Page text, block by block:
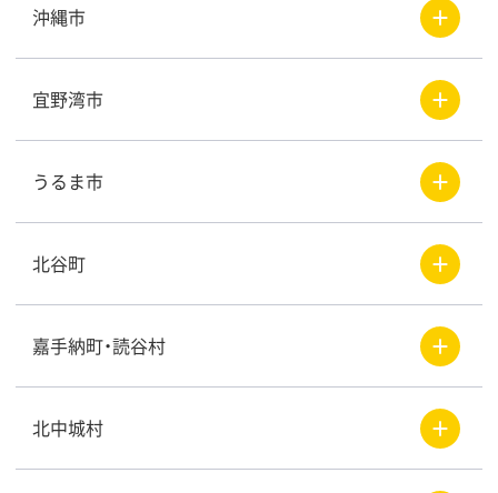
沖縄市 ＋
宜野湾市 ＋
うるま市 ＋
北谷町 ＋
嘉手納町・読谷村 ＋
北中城村 ＋